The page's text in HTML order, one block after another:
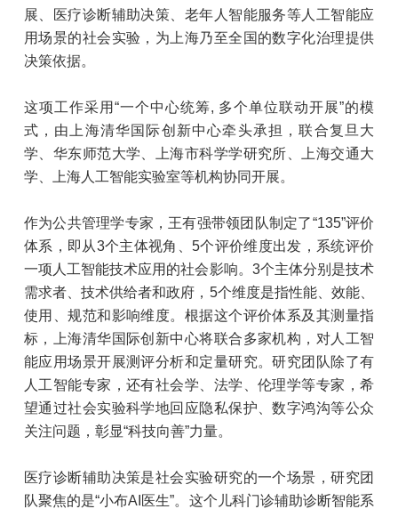
展、医疗诊断辅助决策、老年人智能服务等人工智能应
用场景的社会实验，为上海乃至全国的数字化治理提供
决策依据。
这项工作采用“一个中心统筹, 多个单位联动开展”的模
式，由上海清华国际创新中心牵头承担，联合复旦大
学、华东师范大学、上海市科学学研究所、上海交通大
学、上海人工智能实验室等机构协同开展。
作为公共管理学专家，王有强带领团队制定了“135”评价
体系，即从3个主体视角、5个评价维度出发，系统评价
一项人工智能技术应用的社会影响。3个主体分别是技术
需求者、技术供给者和政府，5个维度是指性能、效能、
使用、规范和影响维度。根据这个评价体系及其测量指
标，上海清华国际创新中心将联合多家机构，对人工智
能应用场景开展测评分析和定量研究。研究团队除了有
人工智能专家，还有社会学、法学、伦理学等专家，希
望通过社会实验科学地回应隐私保护、数字鸿沟等公众
关注问题，彰显“科技向善”力量。
医疗诊断辅助决策是社会实验研究的一个场景，研究团
队聚焦的是“小布AI医生”。这个儿科门诊辅助诊断智能系